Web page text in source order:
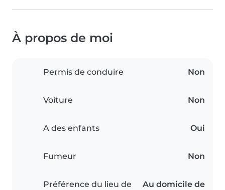
À propos de moi
Permis de conduire Non
Voiture Non
A des enfants Oui
Fumeur Non
Préférence du lieu de
Au domicile de